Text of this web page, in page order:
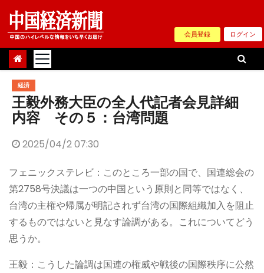
Skip
content
会員登録 ログイン
経済
王毅外務大臣の全人代記者会見詳細
内容 その５：台湾問題
2025/04/2 07:30
フェニックステレビ：このところ一部の国で、国連総会の
第2758号決議は一つの中国という原則と同等ではなく、
台湾の主権や帰属が明記されず台湾の国際組織加入を阻止
するものではないと見なす論調がある。これについてどう
思うか。
王毅：こうした論調は国連の権威や戦後の国際秩序に公然